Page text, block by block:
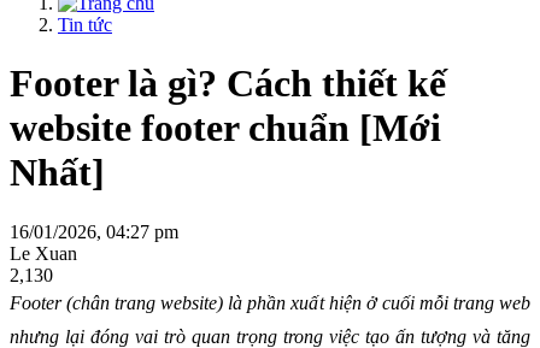
Tin tức
Footer là gì? Cách thiết kế
website footer chuẩn [Mới
Nhất]
16/01/2026, 04:27 pm
Le Xuan
2,130
Footer (chân trang website) là phần xuất hiện ở cuối mỗi trang web
nhưng lại đóng vai trò quan trọng trong việc tạo ấn tượng và tăng